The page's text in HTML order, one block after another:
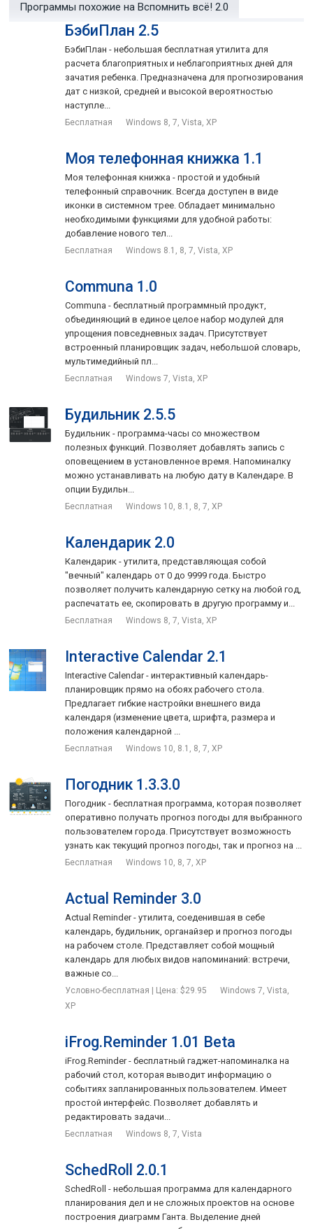
При запуске программы отображаются как события на
текущую дату, так и события, которые скоро наступят.
Можно настроить количество дней для
заблаговременного уведомления о предстоящем
событии.
Можно перемещаться по датам и просматривать список
событий на другие дни.
именинников.
Список дат легко редактируется с помощью обычного
текстового файла.
Содержит православный месяцеслов (список именин).
Позволяет составить и распечатать поздравление.
Сворачивается в системный трей.
Программы похожие на Вспомнить всё! 2.0
БэбиПлан 2.5
БэбиПлан - небольшая бесплатная утилита для
расчета благоприятных и неблагоприятных дней для
зачатия ребенка. Предназначена для прогнозирования
дат с низкой, средней и высокой вероятностью
наступле...
Бесплатная Windows 8, 7, Vista, XP
Моя телефонная книжка 1.1
Моя телефонная книжка - простой и удобный
телефонный справочник. Всегда доступен в виде
иконки в системном трее. Обладает минимально
необходимыми функциями для удобной работы:
добавление нового тел...
Бесплатная Windows 8.1, 8, 7, Vista, XP
Communa 1.0
Communa - бесплатный программный продукт,
объединяющий в единое целое набор модулей для
упрощения повседневных задач. Присутствует
встроенный планировщик задач, небольшой словарь,
мультимедийный пл...
Бесплатная Windows 7, Vista, XP
Будильник 2.5.5
Будильник - программа-часы со множеством
полезных функций. Позволяет добавлять запись с
оповещением в установленное время. Напоминалку
можно устанавливать на любую дату в Календаре. В
опции Будильн...
Бесплатная Windows 10, 8.1, 8, 7, XP
Календарик 2.0
Календарик - утилита, представляющая собой
"вечный" календарь от 0 до 9999 года. Быстро
позволяет получить календарную сетку на любой год,
распечатать ее, скопировать в другую программу и...
Бесплатная Windows 8, 7, Vista, XP
Interactive Calendar 2.1
Interactive Calendar - интерактивный календарь-
планировщик прямо на обоях рабочего стола.
Предлагает гибкие настройки внешнего вида
календаря (изменение цвета, шрифта, размера и
положения календарной ...
Бесплатная Windows 10, 8.1, 8, 7, XP
Погодник 1.3.3.0
Погодник - бесплатная программа, которая позволяет
оперативно получать прогноз погоды для выбранного
пользователем города. Присутствует возможность
узнать как текущий прогноз погоды, так и прогноз на ...
Бесплатная Windows 10, 8, 7, XP
Actual Reminder 3.0
Actual Reminder - утилита, соеденившая в себе
календарь, будильник, органайзер и прогноз погоды
на рабочем столе. Представляет собой мощный
календарь для любых видов напоминаний: встречи,
важные со...
Условно-бесплатная | Цена: $29.95
Windows 7, Vista,
XP
iFrog.Reminder 1.01 Beta
iFrog.Reminder - бесплатный гаджет-напоминалка на
рабочий стол, которая выводит информацию о
событиях запланированных пользователем. Имеет
простой интерфейс. Позволяет добавлять и
редактировать задачи...
Бесплатная Windows 8, 7, Vista
SchedRoll 2.0.1
SchedRoll - небольшая программа для календарного
планирования дел и не сложных проектов на основе
построения диаграмм Ганта. Выделение дней